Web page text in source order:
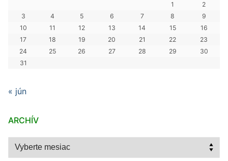
1
2
3
4 5 6 7 8
9
10
11 12 13 14 15
16
17
18 19 20 21 22
23
24
25 26 27 28 29
30
31
« jún
ARCHÍV
Archív